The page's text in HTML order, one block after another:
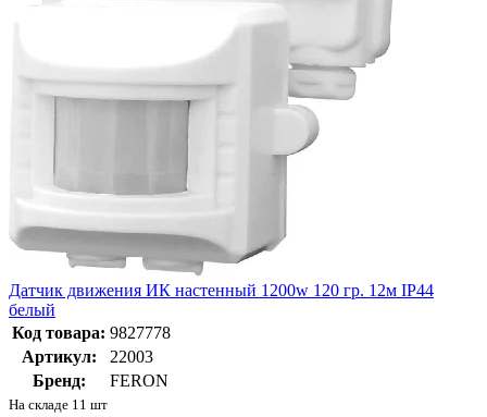
Датчик движения ИК настенный 1200w 120 гр. 12м IP44
белый
Код товара: 9827778
Артикул:
22003
Бренд:
FERON
На складе 11 шт